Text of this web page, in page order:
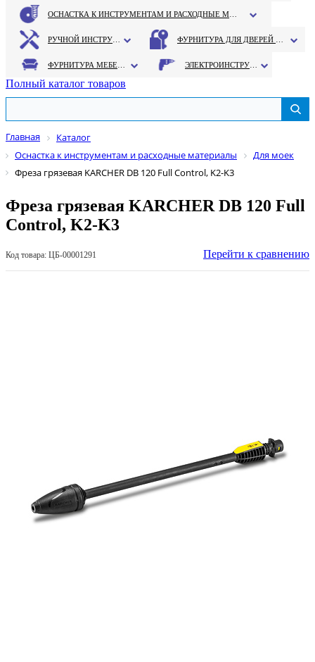
Полный каталог товаров
Главная
Каталог
Оснастка к инструментам и расходные материалы
Для моек
Фреза грязевая KARCHER DB 120 Full Control, K2-K3
Фреза грязевая KARCHER DB 120 Full
Control, K2-K3
Код товара: ЦБ-00001291 Перейти к сравнению